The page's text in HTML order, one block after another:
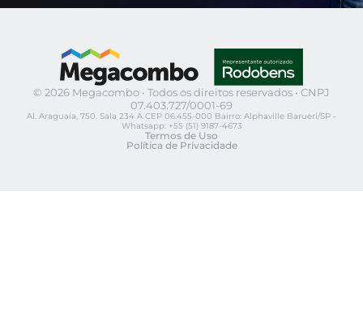
© 2026 Megacombo • Todos os direitos reservados • CNPJ
07.403.727/0001-69
Al. Araguaia, 750. Sala 234 A CEP 06.455-000 Bairro: Alphaville Barueri/SP -
Whatsapp: +55 (51) 9187-4673
Termos de Uso
Política de Privacidade